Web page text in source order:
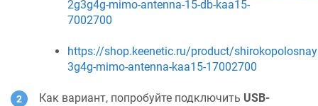
2g3g4g-mimo-antenna-15-db-kaa15-
7002700
https://shop.keenetic.ru/product/
3g4g-mimo-antenna-kaa15-17002700
Как вариант, попробуйте подключить USB-